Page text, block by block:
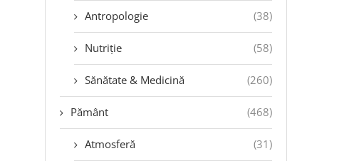
Antropologie (38)
Nutriție (58)
Sănătate & Medicină (260)
Pământ (468)
Atmosferă (31)